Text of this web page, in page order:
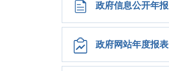
政府信息公开年报
政府网站年度报表